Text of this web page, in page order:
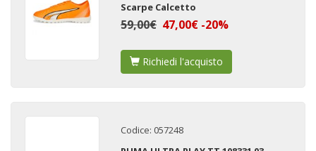
Scarpe Calcetto
59,00€ 47,00€ -20%
Richiedi l'acquisto
Codice: 057248